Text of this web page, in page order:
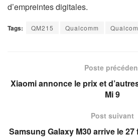
d’empreintes digitales.
Tags: QM215 Qualcomm
Poste
Xiaomi annonce le prix et
Mi 9
Post suivant
Samsung Galaxy M30 arrive le